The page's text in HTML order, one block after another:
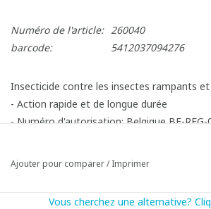
Numéro de l'article: 260040
barcode:
5412037094276
Insecticide contre les insectes rampants
- Action rapide et de longue durée
- Numéro d'autorisation: Belgique BE-
Ajouter pour comparer/Imprimer
Vous cherchez une alternative?